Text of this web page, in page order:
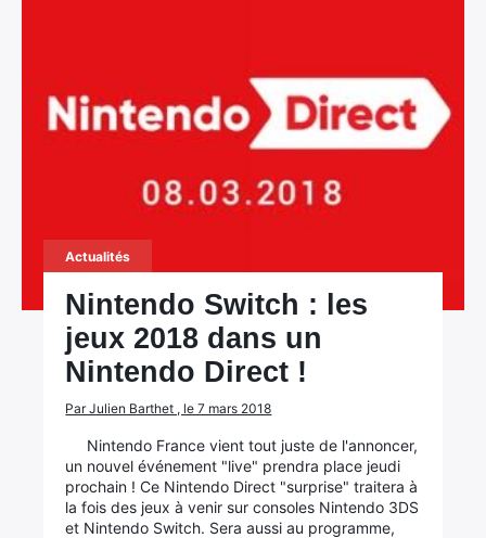
Actualités
Nintendo Switch : les
jeux 2018 dans un
Nintendo Direct !
Par Julien Barthet , le 7 mars 2018
Nintendo France vient tout juste de l'annoncer,
un nouvel événement "live" prendra place jeudi
prochain ! Ce Nintendo Direct "surprise" traitera à
la fois des jeux à venir sur consoles Nintendo 3DS
et Nintendo Switch. Sera aussi au programme,